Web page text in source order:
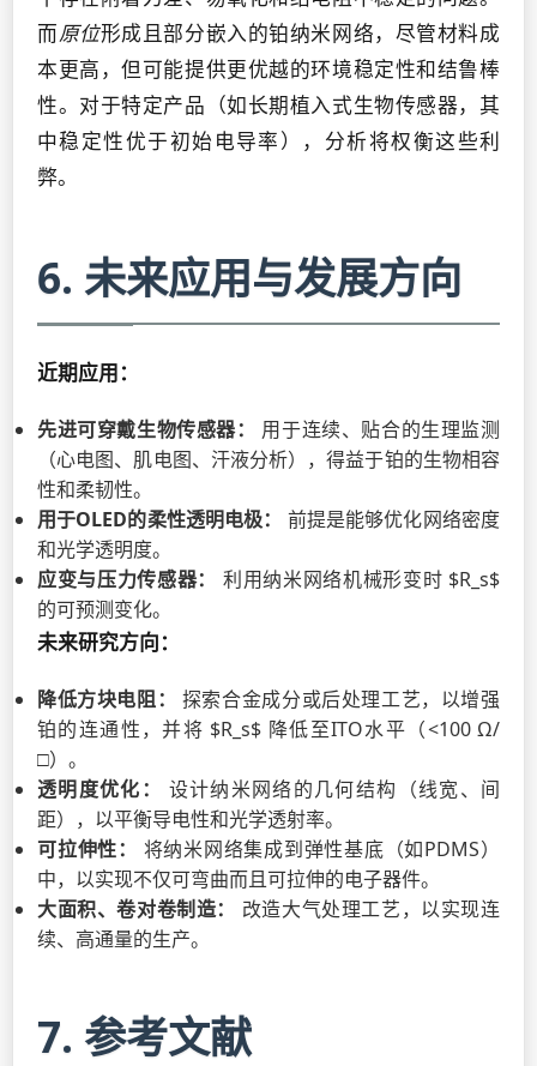
而原位形成且部分嵌入的铂纳米网络，尽管材料成
本更高，但可能提供更优越的环境稳定性和结鲁棒
性。对于特定产品（如长期植入式生物传感器，其
中稳定性优于初始电导率），分析将权衡这些利
弊。
6. 未来应用与发展方向
近期应用：
先进可穿戴生物传感器：
用于连续、贴合的生理监测
（心电图、肌电图、汗液分析），得益于铂的生物相容
性和柔韧性。
用于OLED的柔性透明电极：
前提是能够优化网络密度
和光学透明度。
应变与压力传感器：
利用纳米网络机械形变时 $R_s$
的可预测变化。
未来研究方向：
降低方块电阻：
探索合金成分或后处理工艺，以增强
铂的连通性，并将 $R_s$ 降低至ITO水平（<100 Ω/
□）。
透明度优化：
设计纳米网络的几何结构（线宽、间
距），以平衡导电性和光学透射率。
可拉伸性：
将纳米网络集成到弹性基底（如PDMS）
中，以实现不仅可弯曲而且可拉伸的电子器件。
大面积、卷对卷制造：
改造大气处理工艺，以实现连
续、高通量的生产。
7. 参考文献